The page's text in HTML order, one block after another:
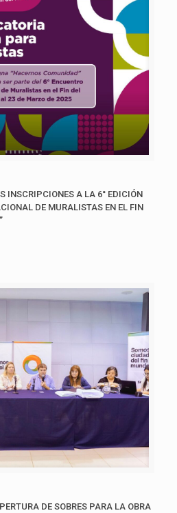
INSCRIPCIONES A LA 6° EDICIÓN
DE MURALISTAS EN EL FIN
DE SOBRES PARA LA OBRA